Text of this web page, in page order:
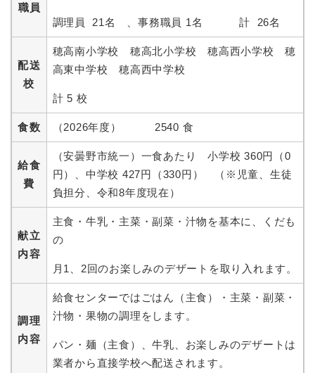
職員
調理員 21名 、事務職員 1名 計 26名
配送
校
穂高南小学校 穂高北小学校 穂高西小学校 穂
高東中学校 穂高西中学校
計 5 校
食数 （2026年度） 2540 食
給食
費
（安曇野市統一）一食あたり 小学校 360円（0
円）、中学校 427円（330円） （※児童、生徒
負担分、令和8年度現在）
献立
内容
主食・牛乳・主菜・副菜・汁物を基本に、くだも
の
月1、2回のお楽しみのデザートを取り入れます。
調理
内容
給食センターではごはん（主食）・主菜・副菜・
汁物・果物の調理をします。
パン・麺（主食）、牛乳、お楽しみのデザートは
業者から直接学校へ配送されます。